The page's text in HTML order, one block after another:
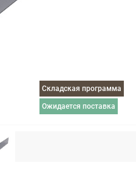
Складская программа
ожидается поставка